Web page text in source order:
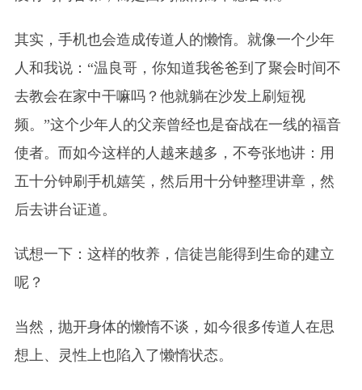
其实，手机也会造成传道人的懒惰。就像一个少年
人和我说：“温良哥，你知道我爸爸到了聚会时间不
去教会在家中干嘛吗？他就躺在沙发上刷短视
频。”这个少年人的父亲曾经也是奋战在一线的福音
使者。而如今这样的人越来越多，不夸张地讲：用
五十分钟刷手机嬉笑，然后用十分钟整理讲章，然
后去讲台证道。
试想一下：这样的牧养，信徒岂能得到生命的建立
呢？
当然，抛开身体的懒惰不谈，如今很多传道人在思
想上、灵性上也陷入了懒惰状态。